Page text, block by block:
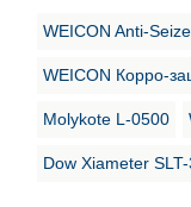
WEICON Anti-
WEICON Корро-
Molykote L-0500
Dow Xiameter